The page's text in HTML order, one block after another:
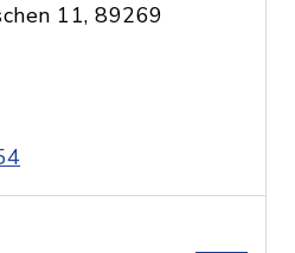
11, 89269